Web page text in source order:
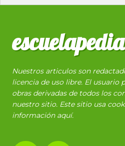
escuelapedia
Nuestros articulos son
licencia de uso libre. El usuario
obras derivadas de todos los
nuestro sitio. Este sitio usa
información aquí.